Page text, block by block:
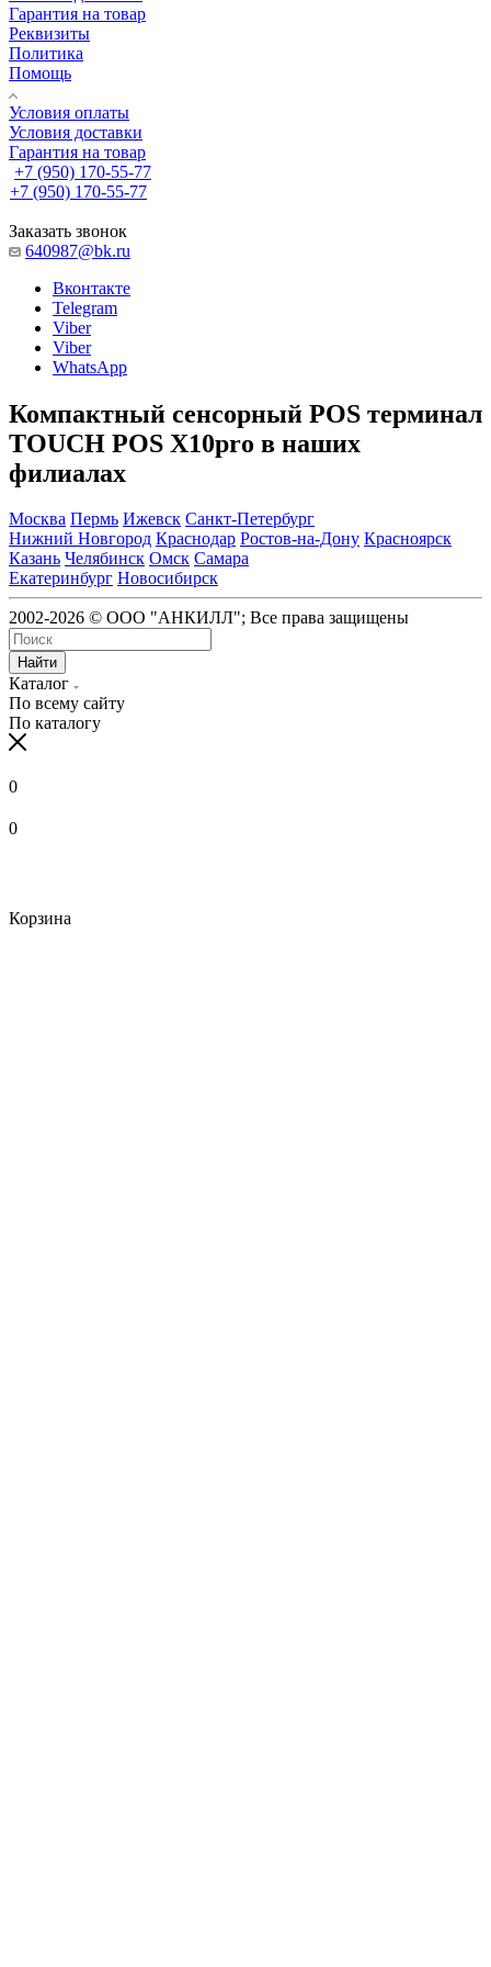
Гарантия на товар
Реквизиты
Политика
Помощь
Условия оплаты
Условия доставки
Гарантия на товар
+7 (950) 170-55-77
+7 (950) 170-55-77
Заказать звонок
640987@bk.ru
Вконтакте
Telegram
Viber
Viber
WhatsApp
Компактный сенсорный POS терминал
TOUCH POS X10pro в наших
филиалах
Москва Пермь Ижевск Санкт-Петербург
Нижний Новгород Краснодар Ростов-на-Дону Красноярск
Казань Челябинск Омск Самара
Екатеринбург Новосибирск
2002-2026 © ООО "АНКИЛЛ"; Все права защищены
Найти
Каталог
По всему сайту
По каталогу
0
0
Корзина